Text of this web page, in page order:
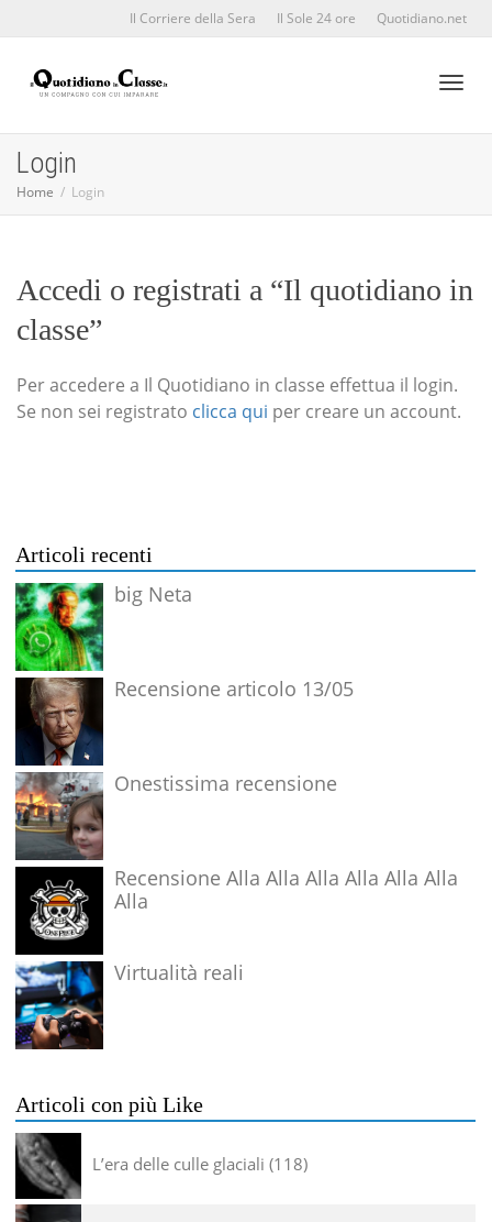
Il Corriere della Sera Il Sole 24 ore Quotidiano.net
Login
Home Login
Accedi o registrati a “Il quotidiano in
classe”
Per accedere a Il Quotidiano in classe effettua il login.
Se non sei registrato clicca qui per creare un account.
Articoli recenti
big Neta
Recensione articolo 13/05
Onestissima recensione
Recensione Alla Alla Alla Alla Alla Alla
Alla
Virtualità reali
Articoli con più Like
L’era delle culle glaciali 118